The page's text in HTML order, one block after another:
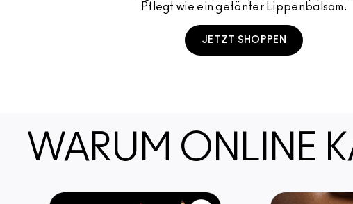
Pflegt wie ein getönter Lippenbalsam.
JETZT SHOPPEN
WARUM ONLINE